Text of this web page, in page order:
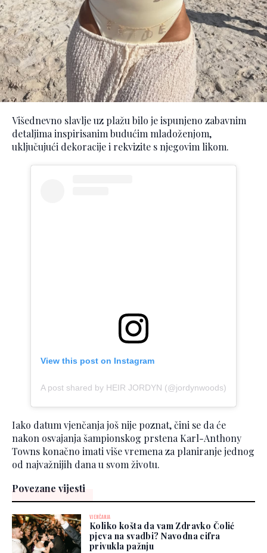
Višednevno slavlje uz plažu bilo je ispunjeno zabavnim
detaljima inspirisanim budućim mladoženjom,
uključujući dekoracije i rekvizite s njegovim likom.
View this post on Instagram
A post shared by HEIR JORDYN (@jordynwoods)
Iako datum vjenčanja još nije poznat, čini se da će
nakon osvajanja šampionskog prstena Karl-Anthony
Towns konačno imati više vremena za planiranje jednog
od najvažnijih dana u svom životu.
Povezane vijesti
VJENČANJA
Koliko košta da vam Zdravko Čolić
pjeva na svadbi? Navodna cifra
privukla pažnju